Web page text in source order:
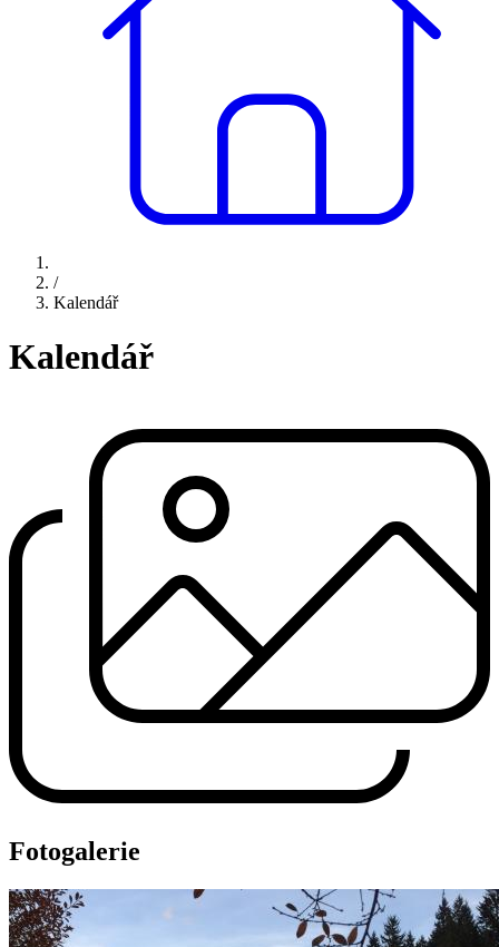
/
Kalendář
Kalendář
Fotogalerie